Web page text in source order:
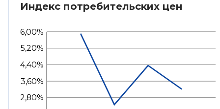
Индекс потребительских цен
2,80%
3,60%
4,40%
5,20%
6,00%